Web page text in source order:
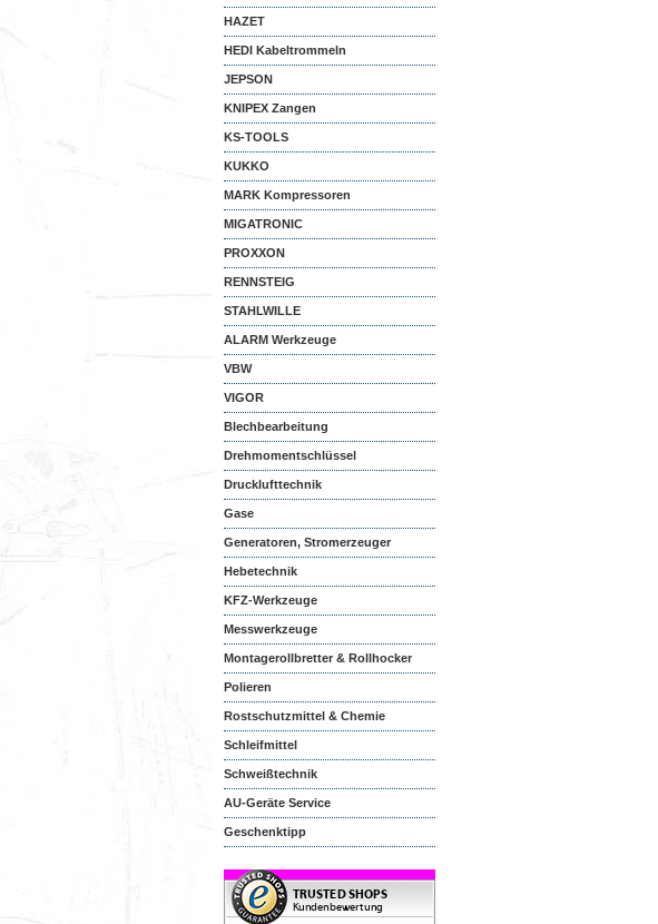
HAZET
HEDI Kabeltrommeln
JEPSON
KNIPEX Zangen
KS-TOOLS
KUKKO
MARK Kompressoren
MIGATRONIC
PROXXON
RENNSTEIG
STAHLWILLE
ALARM Werkzeuge
VBW
VIGOR
Blechbearbeitung
Drehmomentschlüssel
Drucklufttechnik
Gase
Generatoren, Stromerzeuger
Hebetechnik
KFZ-Werkzeuge
Messwerkzeuge
Montagerollbretter & Rollhocker
Polieren
Rostschutzmittel & Chemie
Schleifmittel
Schweißtechnik
AU-Geräte Service
Geschenktipp